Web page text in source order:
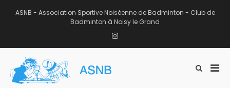
ASNB - Association Sportive Noiséenne de Badminton - Club de
Badminton à Noisy le Grand
Instagram
Afficher